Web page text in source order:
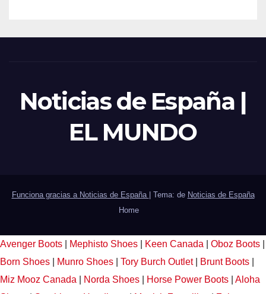
Noticias de España |
EL MUNDO
Funciona gracias a Noticias de España | Tema: de Noticias de España
Home
Avenger Boots Mephisto Shoes Keen Canada Oboz Boots
Born Shoes
Munro Shoes Tory Burch Outlet Brunt Boots
Miz Mooz Canada
Norda Shoes Horse Power Boots
Aloha